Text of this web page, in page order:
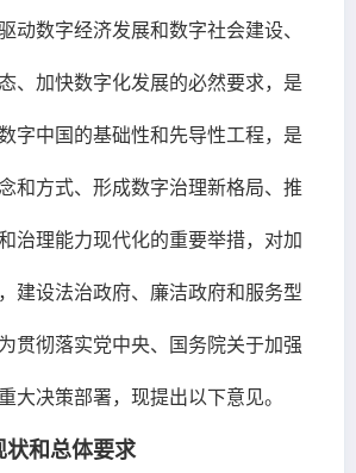
动数字经济发展和数字社会建设、
、加快数字化发展的必然要求，是
字中国的基础性和先导性工程，是
和方式、形成数字治理新格局、推
治理能力现代化的重要举措，对加
建设法治政府、廉洁政府和服务型
贯彻落实党中央、国务院关于加强
大决策部署，现提出以下意见。
状和总体要求